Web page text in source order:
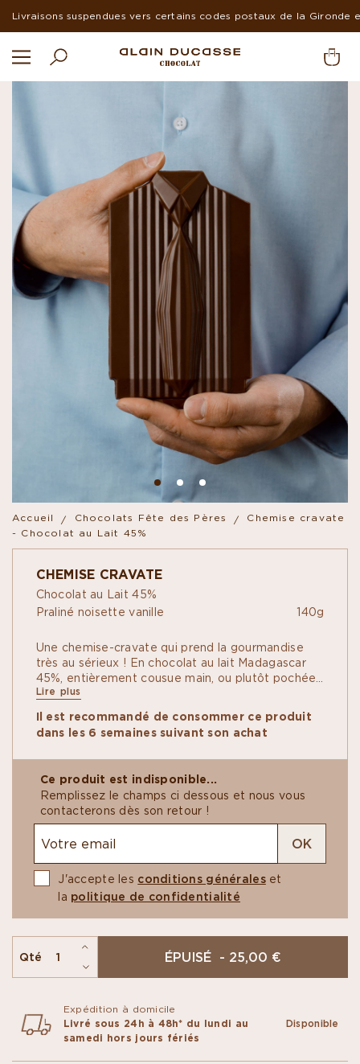
Livraison rapide par Chronofresh
Accueil Chocolats Fête des Pères
Chemise cravate
- Chocolat au Lait 45%
CHEMISE CRAVATE
Chocolat au Lait 45%
Praliné noisette vanille
140g
Une chemise-cravate qui prend la gourmandise
très au sérieux ! En chocolat au lait Madagascar
45%, entièrement cousue main, ou plutôt pochée
main, dans un moule aux lignes finement ciselées,
elle se déboutonne sur un praliné artisanal aux
noisettes de Naples, dont la recette iconique
sublime le goût des fruits secs, entre onctuosité
Lire plus
Il est recommandé de consommer ce produit
dans les 6 semaines suivant son achat
Ce produit est indisponible...
Remplissez le champs ci dessous et nous vous
contacterons dès son retour !
J'accepte les conditions généraleset
la politique de confidentialité
OK
Qté ÉPUISÉ - 25,00 €
Expédition à domicile
Livré sous 24h à 48h* du lundi au
samedi hors jours fériés
Disponible